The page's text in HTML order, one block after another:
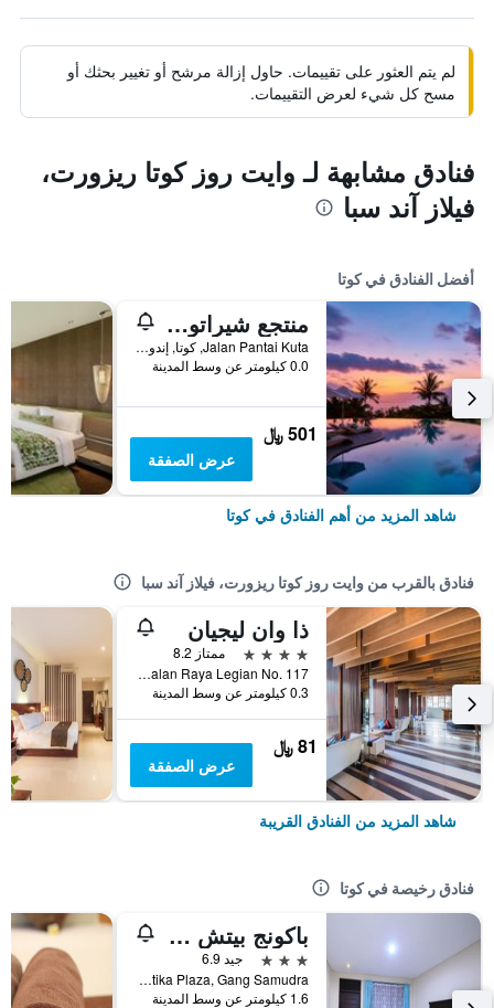
لم يتم العثور على تقييمات. حاول إزالة مرشح أو تغيير بحثك أو
مسح كل شيء لعرض التقييمات.
فنادق مشابهة لـ وايت روز كوتا ريزورت،
فيلاز آند سبا
أفضل الفنادق في كوتا
منتجع شيراتون بالي كوتا
Jalan Pantai Kuta, كوتا, إندونيسيا
0.0 كيلومتر عن وسط المدينة
501 ﷼
عرض الصفقة
شاهد المزيد من أهم الفنادق في كوتا
فنادق بالقرب من وايت روز كوتا ريزورت، فيلاز آند سبا
ذا وان ليجيان
4 نجوم
ممتاز 8.2
Jalan Raya Legian No. 117, كوتا, إندونيسيا
0.3 كيلومتر عن وسط المدينة
81 ﷼
عرض الصفقة
شاهد المزيد من الفنادق القريبة
فنادق رخيصة في كوتا
باكونج بيتش ريزورت
3 نجوم
جيد 6.9
Jalan Kartika Plaza, Gang Samudra, كوتا, إندونيسيا
1.6 كيلومتر عن وسط المدينة